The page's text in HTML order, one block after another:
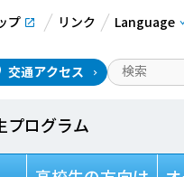
プ リンク Language
交通アクセス
プログラム